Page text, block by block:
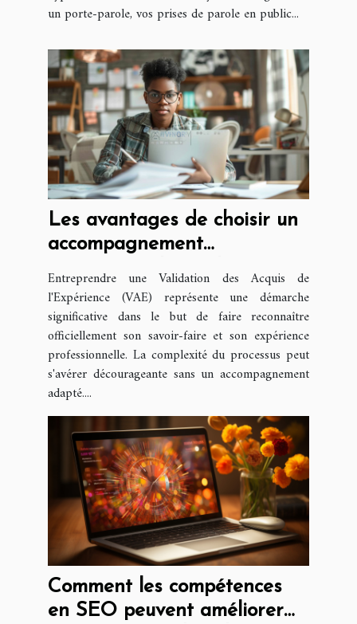
un porte-parole, vos prises de parole en public...
Les avantages de choisir un
accompagnement
professionnel pour la VAE
Entreprendre une Validation des Acquis de
l'Expérience (VAE) représente une démarche
significative dans le but de faire reconnaître
officiellement son savoir-faire et son expérience
professionnelle. La complexité du processus peut
s'avérer décourageante sans un accompagnement
adapté....
Comment les compétences
en SEO peuvent améliorer